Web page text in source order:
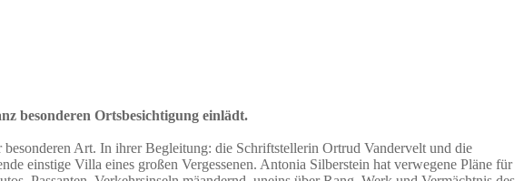
besonderen Ortsbesichtigung einlädt.
Art. In ihrer Begleitung: die Schriftstellerin Ortrud Vandervelt und die
einstige Villa eines großen Vergessenen. Antonia Silberstein hat verwegene Pläne für